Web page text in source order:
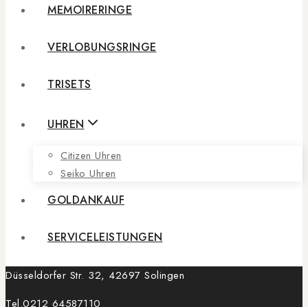
MEMOIRERINGE
VERLOBUNGSRINGE
TRISETS
UHREN
Citizen Uhren
Seiko Uhren
GOLDANKAUF
SERVICELEISTUNGEN
Düsseldorfer Str. 32, 42697 Solingen
Tel.0212 64587110